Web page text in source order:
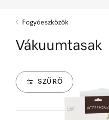
Fogyóeszközök
Vákuumtasak
SZŰRŐ